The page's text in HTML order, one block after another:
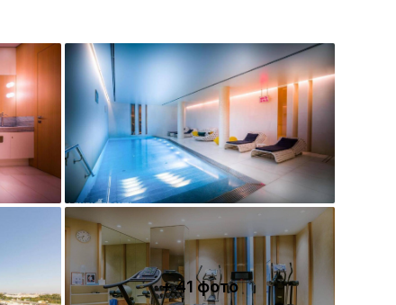
+ 41 фото